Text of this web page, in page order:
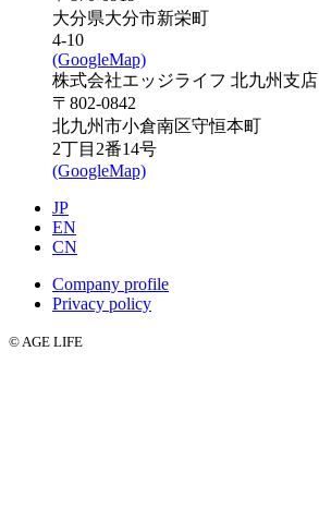
大分県大分市新栄町
4-10
(GoogleMap)
株式会社エッジライフ 北九州支店
〒802-0842
北九州市小倉南区守恒本町
2丁目2番14号
(GoogleMap)
JP
EN
CN
Company profile
Privacy policy
© AGE LIFE